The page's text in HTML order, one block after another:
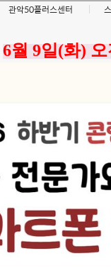
관악50플러스센터
6월 9일(화)